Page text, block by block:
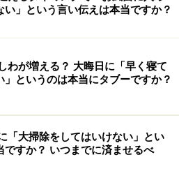
するマナー1：お祝い金
に妻の氏名はその左にバランス
なく、夫の名前だけを書く場合
また別々にお祝い金の包みで渡
い」という言い伝えは本当ですか？
わが増える？ 大晦日に「早く寝て
」というのは本当にタブーですか？
「大掃除をしてはいけない」とい
ですか？ いつまでに済ませるべ